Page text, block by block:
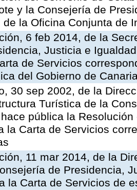
y la Consejería de
de la Oficina Conjunta de
6 feb 2014, de la
Justicia e
de Servicios
del Gobierno de
30 sep 2002, de la
Turística de la
pública la
la Carta de Servicios
11 mar 2014, de la
de Presidencia,
la Carta de Servicios de